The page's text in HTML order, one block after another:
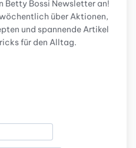
Betty Bossi Newsletter an!
über Aktionen,
und spannende Artikel
für den Alltag.